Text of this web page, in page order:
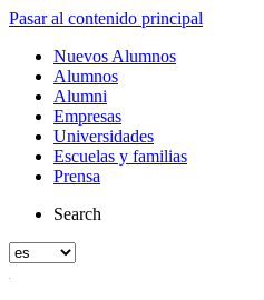
Pasar al contenido principal
Nuevos Alumnos
Alumnos
Alumni
Empresas
Universidades
Escuelas y familias
Prensa
Search